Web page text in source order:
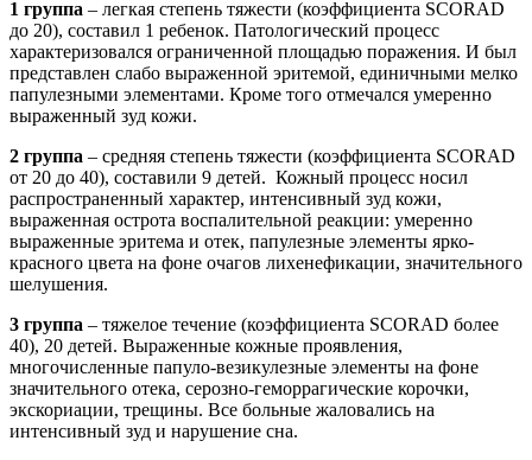
1 группа – легкая степень тяжести (коэффициента SCORAD
до 20), составил 1 ребенок. Патологический процесс
характеризовался ограниченной площадью поражения. И был
представлен слабо выраженной эритемой, единичными мелко
папулезными элементами. Кроме того отмечался умеренно
выраженный зуд кожи.
2 группа – средняя степень тяжести (коэффициента SCORAD
от 20 до 40), составили 9 детей. Кожный процесс носил
распространенный характер, интенсивный зуд кожи,
выраженная острота воспалительной реакции: умеренно
выраженные эритема и отек, папулезные элементы ярко-
красного цвета на фоне очагов лихенефикации, значительного
шелушения.
3 группа – тяжелое течение (коэффициента SCORAD более
40), 20 детей. Выраженные кожные проявления,
многочисленные папуло-везикулезные элементы на фоне
значительного отека, серозно-геморрагические корочки,
экскориации, трещины. Все больные жаловались на
интенсивный зуд и нарушение сна.